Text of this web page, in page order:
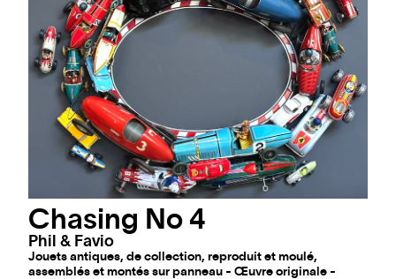
Chasing No 4
Phil & Favio
Jouets antiques, de collection, reproduit et moulé,
assemblés et montés sur panneau - Œuvre originale -